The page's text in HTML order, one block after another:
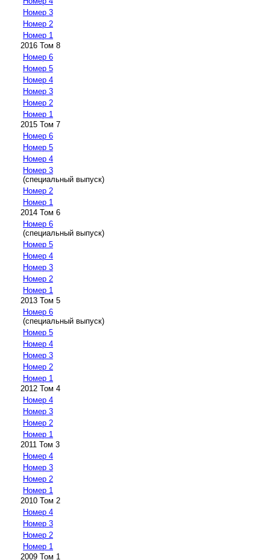
Номер 3
Номер 2
Номер 1
2016 Том 8
Номер 6
Номер 5
Номер 4
Номер 3
Номер 2
Номер 1
2015 Том 7
Номер 6
Номер 5
Номер 4
Номер 3
(специальный выпуск)
Номер 2
Номер 1
2014 Том 6
Номер 6
(специальный выпуск)
Номер 5
Номер 4
Номер 3
Номер 2
Номер 1
2013 Том 5
Номер 6
(специальный выпуск)
Номер 5
Номер 4
Номер 3
Номер 2
Номер 1
2012 Том 4
Номер 4
Номер 3
Номер 2
Номер 1
2011 Том 3
Номер 4
Номер 3
Номер 2
Номер 1
2010 Том 2
Номер 4
Номер 3
Номер 2
Номер 1
2009 Том 1